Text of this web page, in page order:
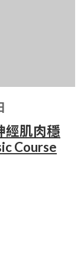
經肌肉穩
Course